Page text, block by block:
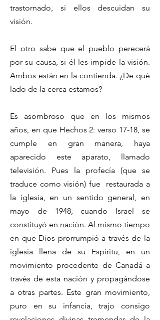
trastornado, si ellos descuidan su
visión.
El otro sabe que el pueblo perecerá
por su causa, si él les impide la visión.
Ambos están en la contienda. ¿De qué
lado de la cerca estamos?
Es asombroso que en los mismos
años, en que Hechos 2: verso 17-18, se
cumple en gran manera, haya
aparecido este aparato, llamado
televisión. Pues la profecía (que se
traduce como visión) fue restaurada a
la iglesia, en un sentido general, en
mayo de 1948, cuando Israel se
constituyó en nación. Al mismo tiempo
en que Dios prorrumpió a través de la
iglesia llena de su Espíritu, en un
movimiento procedente de Canadá a
través de esta nación y propagándose
a otras partes. Este gran movimiento,
puro en su infancia, trajo consigo